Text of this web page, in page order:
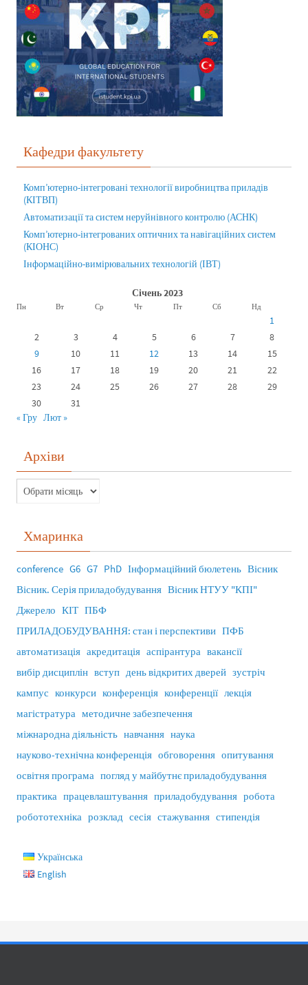
Кафедри факультету
Комп’ютерно-інтегровані технології виробництва приладів
(КІТВП)
Автоматизації та систем неруйнівного контролю (АСНК)
Комп’ютерно-інтегрованих оптичних та навігаційних систем
(КІОНС)
Інформаційно-вимірювальних технологій (ІВТ)
Січень 2023
Пн Вт Ср Чт Пт Сб Нд
1
2
3 4 5 6 7
8
9
10 11 12 13 14
15
16
17 18 19 20 21
22
23
24 25 26 27 28
29
30
31
« Гру Лют »
Архіви
Хмаринка
conference G6 G7 PhD Інформаційний бюлетень Вісник
Вісник. Серія приладобудування Вісник НТУУ "КПІ"
Джерело КІТ ПБФ
ПРИЛАДОБУДУВАННЯ: стан і перспективи ПФБ
автоматизація акредитація аспірантура вакансії
вибір дисциплін вступ день відкритих дверей зустріч
кампус конкурси конференція конференції лекція
магістратура методичне забезпечення
міжнародна діяльність навчання наука
науково-технічна конференція обговорення опитування
освітня програма погляд у майбутнє приладобудування
практика працевлаштування приладобудування робота
робототехніка розклад сесія стажування стипендія
Українська
English